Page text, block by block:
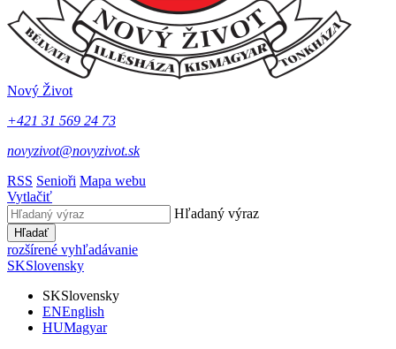
Nový Život
+421 31 569 24 73
novyzivot@novyzivot.sk
RSS Senioři Mapa webu
Vytlačiť
Hľadaný výraz
Hľadať
rozšírené vyhľadávanie
SKSlovensky
SKSlovensky
ENEnglish
HUMagyar